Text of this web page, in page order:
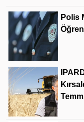
Polis